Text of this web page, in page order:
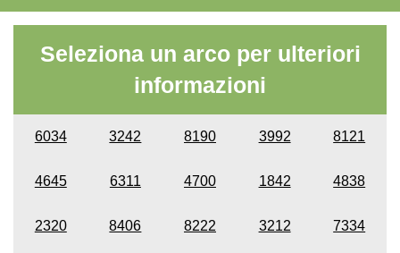
Seleziona un arco per ulteriori
informazioni
6034 3242 8190 3992 8121
4645 6311 4700 1842 4838
2320 8406 8222 3212 7334